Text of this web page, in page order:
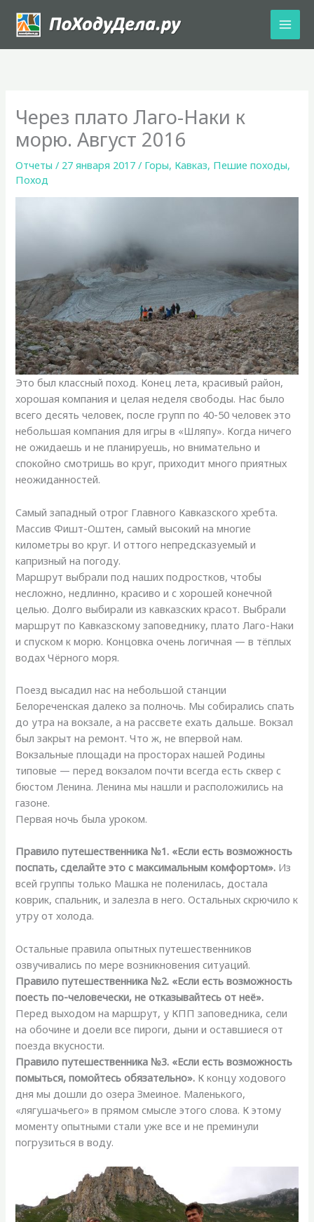
содержимому
Через плато Лаго-Наки к
морю. Август 2016
Отчеты / 27 января 2017/ Горы, Кавказ, Пешие походы,
Поход
Это был классный поход. Конец лета, красивый район,
хорошая компания и целая неделя свободы. Нас было
всего десять человек, после групп по 40-50 человек это
небольшая компания для игры в «Шляпу». Когда ничего
не ожидаешь и не планируешь, но внимательно и
спокойно смотришь во круг, приходит много приятных
неожиданностей.
Самый западный отрог Главного Кавказского хребта.
Массив Фишт-Оштен, самый высокий на многие
километры во круг. И оттого непредсказуемый и
капризный на погоду.
Маршрут выбрали под наших подростков, чтобы
несложно, недлинно, красиво и с хорошей конечной
целью. Долго выбирали из кавказских красот. Выбрали
маршрут по Кавказскому заповеднику, плато Лаго-Наки
и спуском к морю. Концовка очень логичная — в тёплых
водах Чёрного моря.
Поезд высадил нас на небольшой станции
Белореченская далеко за полночь. Мы собирались спать
до утра на вокзале, а на рассвете ехать дальше. Вокзал
был закрыт на ремонт. Что ж, не впервой нам.
Вокзальные площади на просторах нашей Родины
типовые — перед вокзалом почти всегда есть сквер с
бюстом Ленина. Ленина мы нашли и расположились на
газоне.
Первая ночь была уроком.
Правило путешественника №1. «Если есть возможность
поспать, сделайте это с максимальным комфортом». Из
всей группы только Машка не поленилась, достала
коврик, спальник, и залезла в него. Остальных скрючило к
утру от холода.
Остальные правила опытных путешественников
озвучивались по мере возникновения ситуаций.
Правило путешественника №2. «Если есть возможность
поесть по-человечески, не отказывайтесь от неё».
Перед выходом на маршрут, у КПП заповедника, сели
на обочине и доели все пироги, дыни и оставшиеся от
поезда вкусности.
Правило путешественника №3. «Если есть возможность
помыться, помойтесь обязательно». К концу ходового
дня мы дошли до озера Змеиное. Маленького,
«лягушачьего» в прямом смысле этого слова. К этому
моменту опытными стали уже все и не преминули
погрузиться в воду.